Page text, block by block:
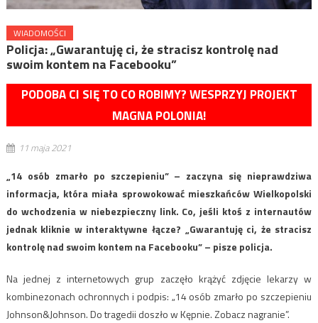
WIADOMOŚCI
Policja: „Gwarantuję ci, że stracisz kontrolę nad
swoim kontem na Facebooku”
PODOBA CI SIĘ TO CO ROBIMY? WESPRZYJ PROJEKT
MAGNA POLONIA!
11 maja 2021
„14 osób zmarło po szczepieniu” – zaczyna się nieprawdziwa
informacja, która miała sprowokować mieszkańców Wielkopolski
do wchodzenia w niebezpieczny link. Co, jeśli ktoś z internautów
jednak kliknie w interaktywne łącze? „Gwarantuję ci, że stracisz
kontrolę nad swoim kontem na Facebooku” – pisze policja.
Na jednej z internetowych grup zaczęło krążyć zdjęcie lekarzy w
kombinezonach ochronnych i podpis: „14 osób zmarło po szczepieniu
Johnson&Johnson. Do tragedii doszło w Kępnie. Zobacz nagranie”.